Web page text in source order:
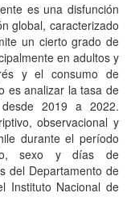
es una disfunción
global, caracterizado
un cierto grado de
en adultos y
y el consumo de
es analizar la tasa de
2019 a 2022.
observacional y
durante el período
sexo y días de
del Departamento de
Instituto Nacional de